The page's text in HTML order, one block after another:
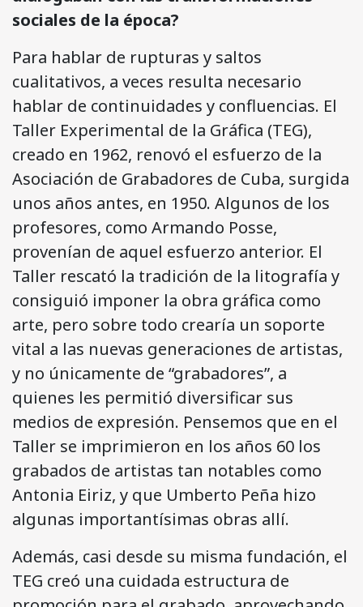
sociales de la época?
Para hablar de rupturas y saltos
cualitativos, a veces resulta necesario
hablar de continuidades y confluencias. El
Taller Experimental de la Gráfica (TEG),
creado en 1962, renovó el esfuerzo de la
Asociación de Grabadores de Cuba, surgida
unos años antes, en 1950. Algunos de los
profesores, como Armando Posse,
provenían de aquel esfuerzo anterior. El
Taller rescató la tradición de la litografía y
consiguió imponer la obra gráfica como
arte, pero sobre todo crearía un soporte
vital a las nuevas generaciones de artistas,
y no únicamente de “grabadores”, a
quienes les permitió diversificar sus
medios de expresión. Pensemos que en el
Taller se imprimieron en los años 60 los
grabados de artistas tan notables como
Antonia Eiriz, y que Umberto Peña hizo
algunas importantísimas obras allí.
Además, casi desde su misma fundación, el
TEG creó una cuidada estructura de